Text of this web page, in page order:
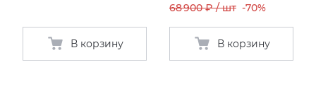
В корзину
68 900 ₽ / шт -70%
В корзину